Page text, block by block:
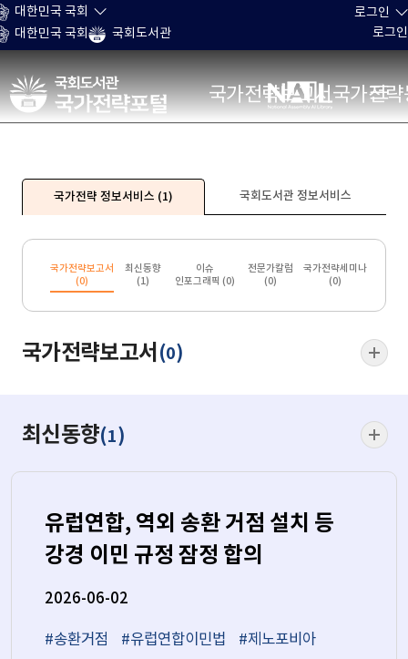
본문 바로가기
대한민국 국회
대한민국 국회
국회도서관
로그인
로그인
국가전략포털 국가전략보고서국가전략
국가전략 정보서비스 (1) 국회도서관 정보서비스
국가전략보고서
(0)
최신동향
(1)
이슈
인포그래픽 (0)
전문가칼럼
(0)
국가전략세미나
(0)
국가전략보고서 (0)
최신동향(1)
최신동
더보기
유럽연합, 역외 송환 거점 설치 등
강경 이민 규정 잠정 합의
2026-06-02
#송환거점 #유럽연합이민법
#제노포비아